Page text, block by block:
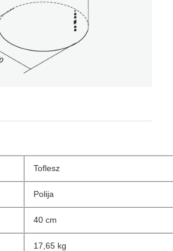
Toflesz
Polija
40 cm
17,65 kg